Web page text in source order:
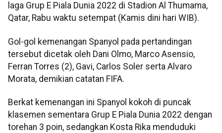
laga Grup E Piala Dunia 2022 di Stadion Al Thumama,
Qatar, Rabu waktu setempat (Kamis dini hari WIB).
Gol-gol kemenangan Spanyol pada pertandingan
tersebut dicetak oleh Dani Olmo, Marco Asensio,
Ferran Torres (2), Gavi, Carlos Soler serta Alvaro
Morata, demikian catatan FIFA.
Berkat kemenangan ini Spanyol kokoh di puncak
klasemen sementara Grup E Piala Dunia 2022 dengan
torehan 3 poin, sedangkan Kosta Rika menduduki